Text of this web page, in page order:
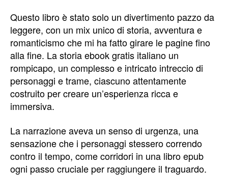
Questo libro è stato solo un divertimento pazzo da
leggere, con un mix unico di storia, avventura e
romanticismo che mi ha fatto girare le pagine fino
alla fine. La storia ebook gratis italiano un
rompicapo, un complesso e intricato intreccio di
personaggi e trame, ciascuno attentamente
costruito per creare un’esperienza ricca e
immersiva.
La narrazione aveva un senso di urgenza, una
sensazione che i personaggi stessero correndo
contro il tempo, come corridori in una libro epub
ogni passo cruciale per raggiungere il traguardo.